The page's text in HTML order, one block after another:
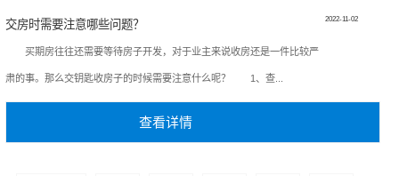
2022-11-02
交房时需要注意哪些问题？
买期房往往还需要等待房子开发，对于业主来说收房还是一件比较严
肃的事。那么交钥匙收房子的时候需要注意什么呢？ 1、查...
查看详情